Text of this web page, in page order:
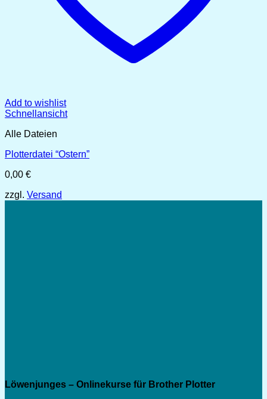
Add to wishlist
Schnellansicht
Alle Dateien
Plotterdatei “Ostern”
0,00 €
zzgl. Versand
Löwenjunges – Onlinekurse für Brother Plotter